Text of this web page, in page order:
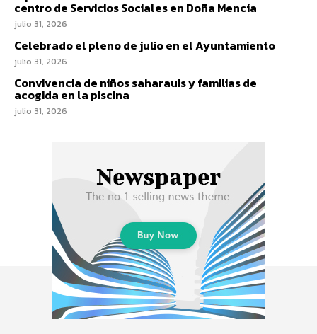
centro de Servicios Sociales en Doña Mencía
julio 31, 2026
Celebrado el pleno de julio en el Ayuntamiento
julio 31, 2026
Convivencia de niños saharauis y familias de
acogida en la piscina
julio 31, 2026